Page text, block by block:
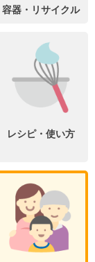
容器・リサイクル
レシピ・使い方